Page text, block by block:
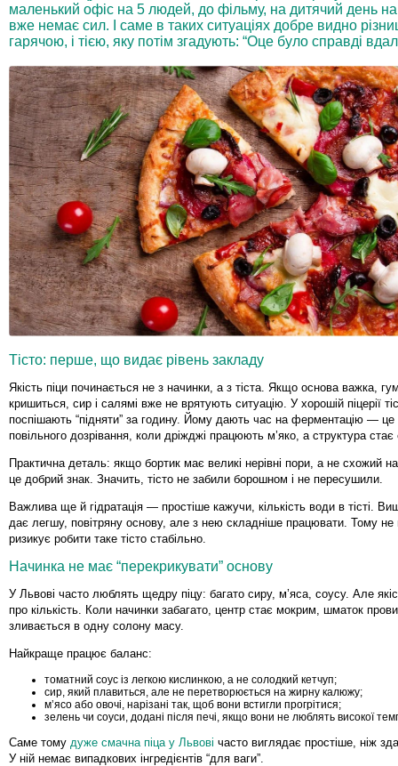
маленький офіс на 5 людей, до фільму, на дитячий день
вже немає сил. І саме в таких ситуаціях добре видно
гарячою, і тією, яку потім згадують: “Оце було справді
Тісто: перше, що видає рівень закладу
Якість піци починається не з начинки, а з тіста. Якщо основа важка,
кришиться, сир і салямі вже не врятують ситуацію. У хорошій піцерії
поспішають “підняти” за годину. Йому дають час на ферментацію — це
повільного дозрівання, коли дріжджі працюють м’яко, а структура
Практична деталь: якщо бортик має великі нерівні пори, а не схожий
це добрий знак. Значить, тісто не забили борошном і не пересушили.
Важлива ще й гідратація — простіше кажучи, кількість води в тісті.
дає легшу, повітряну основу, але з нею складніше працювати. Тому не
ризикує робити таке тісто стабільно.
Начинка не має “перекрикувати” основу
У Львові часто люблять щедру піцу: багато сиру, м’яса, соусу. Але
про кількість. Коли начинки забагато, центр стає мокрим, шматок
зливається в одну солону масу.
Найкраще працює баланс:
томатний соус із легкою кислинкою, а не солодкий кетчуп;
сир, який плавиться, але не перетворюється на жирну калюжу;
м’ясо або овочі, нарізані так, щоб вони встигли прогрітися;
зелень чи соуси, додані після печі, якщо вони не люблять високої
Саме тому дуже смачна піца у Львові часто виглядає простіше, ніж
У ній немає випадкових інгредієнтів “для ваги”.